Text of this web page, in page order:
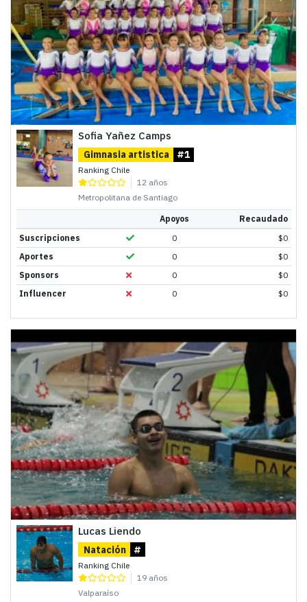
Sofia Yañez Camps
Gimnasia artistica #1
Ranking Chile
12 años
Metropolitana de Santiago
Apoyos
Recaudado
Suscripciones
0 $0
Aportes
0 $0
Sponsors
0 $0
Influencer
0 $0
Lucas Liendo
Natación #
Ranking Chile
19 años
Valparaíso